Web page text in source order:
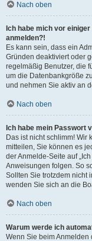
Nach oben
Ich habe mich vor
anmelden?!
Es kann sein, dass ein
Gründen deaktiviert oder
regelmäßig Benutzer, die
um die Datenbankgröße
und nehmen Sie aktiv an
Nach oben
Ich habe mein Passwort
Das ist nicht schlimm! Wir
mitteilen, Sie können es
der Anmelde-Seite auf
Anweisungen folgen. So
Sollten Sie trotzdem nicht
wenden Sie sich an die
Nach oben
Warum werde ich
Wenn Sie beim Anmelden